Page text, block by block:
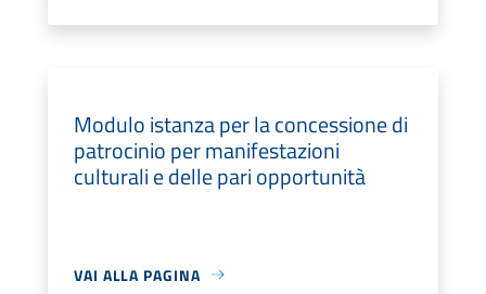
Modulo istanza per la concessione di
patrocinio per manifestazioni
culturali e delle pari opportunità
VAI ALLA PAGINA